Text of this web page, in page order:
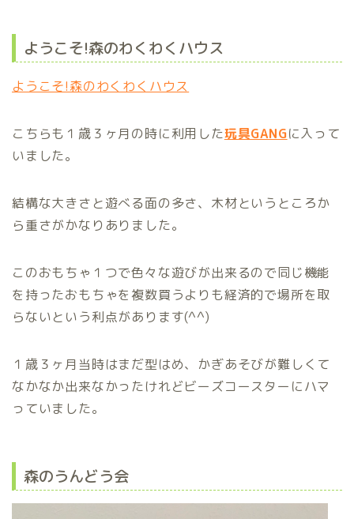
ようこそ!森のわくわくハウス
ようこそ!森のわくわくハウス
こちらも１歳３ヶ月の時に利用した玩具GANGに入って
いました。
結構な大きさと遊べる面の多さ、木材というところか
ら重さがかなりありました。
このおもちゃ１つで色々な遊びが出来るので同じ機能
を持ったおもちゃを複数買うよりも経済的で場所を取
らないという利点があります(^^)
１歳３ヶ月当時はまだ型はめ、かぎあそびが難しくて
なかなか出来なかったけれどビーズコースターにハマ
っていました。
森のうんどう会